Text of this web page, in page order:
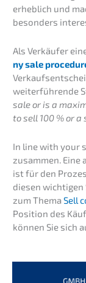
erheb­lich und
beson­ders
Als Verkäu­fer
ny sale
weiter­füh­ren­de
sale or is a
to sell 100 % or
In line with your
zusam­men. Eine
ist für den
diesen wichti­gen
zum Thema Sell
Positi­on des
können Sie sich